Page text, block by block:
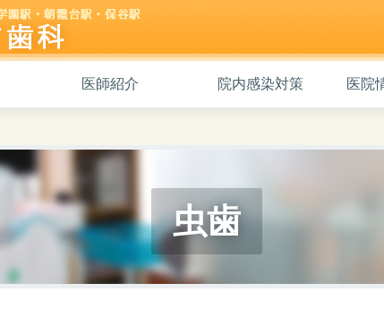
医師紹介 院内感染対策 医院
虫歯